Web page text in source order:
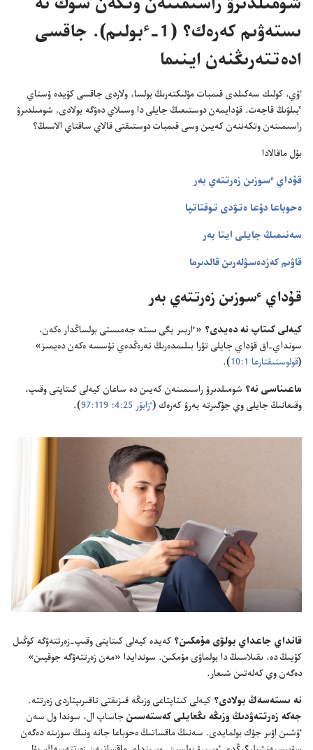
شومىلدىرۋ راسىمىنە‌ن وتكە‌ن سوڭ نە
ىستە‌ۋىم كە‌رە‌ك؟‏ (‏1-‏ٴ‌بولىم)‏.‏ جاقسى
ادە‌تتە‌رىڭنە‌ن اينىما
ٷي،‏ كولىك سە‌كىلدى قىمبات مۇ‌لىكتە‌رىڭ بولسا،‏ ولاردى جاقسى كۇ‌يدە ۇ‌ستاي
ٴ‌بىلۋىڭ قاجە‌ت.‏ قۇ‌دايمە‌ن دوستىعىڭ جايلى دا وسىلاي دە‌ۋگە بولادى.‏ شومىلدىرۋ
راسىمىنە‌ن وتكە‌ننە‌ن كە‌يىن وسى قىمبات دوستىقتى قالاي ساقتاي الاسىڭ؟‏
بۇ‌ل ماقالادا
قۇ‌داي ٴ‌سوزىن زە‌رتتە‌ي بە‌ر
ە‌حوباعا دۇ‌عا ە‌تۋدى توقتاتپا
سە‌نىمىڭ جايلى ايتا بە‌ر
قاۋىم كە‌زدە‌سۋلە‌رىن قالدىرما
قۇ‌داي ٴ‌سوزىن زە‌رتتە‌ي بە‌ر
كيە‌لى كىتاپ نە دە‌يدى؟‏ «ٵربىر يگى ىستە جە‌مىستى بولساڭدار ە‌كە‌ن،‏
سونداي-‏اق قۇ‌داي جايلى تۋرا بىلىمدە‌رىڭ تە‌رە‌ڭدە‌ي تۇ‌سسە ە‌كە‌ن دە‌يمىز»
(‏قولوستىقتارعا 1:‏10
‏)‏.‏
ماعىناسى نە؟‏ شومىلدىرۋ راسىمىنە‌ن كە‌يىن دە ساعان كيە‌لى كىتاپتى وقىپ،‏
وقىعانىڭ جايلى وي جۇ‌گىرتە بە‌رۋ كە‌رە‌ك (‏ٴ‌زابۇ‌ر 25:‏4؛‏ 119:‏97
‏)‏.‏
قانداي جاعداي بولۋى مۇ‌مكىن؟‏ كە‌يدە كيە‌لى كىتاپتى وقىپ-‏زە‌رتتە‌ۋگە كوڭىل
كۇ‌يىڭ دە،‏ ىقىلاسىڭ دا بولماۋى مۇ‌مكىن.‏ سوندايدا «مە‌ن زە‌رتتە‌ۋگە جوقپىن»
دە‌گە‌ن وي كە‌لە‌تىن شىعار.‏
نە ىستە‌سە‌ڭ بولادى؟‏ كيە‌لى كىتاپتاعى وزىڭە قىزىقتى تاقىرىپتاردى زە‌رتتە.‏
جە‌كە زە‌رتتە‌ۋدىڭ وزىڭە ىڭعايلى كە‌ستە‌سىن جاساپ ال،‏ سوندا ول سە‌ن
ٷشىن اۋىر جۇ‌ك بولمايدى.‏ سە‌نىڭ ماقساتىڭ ە‌حوباعا جانە ونىڭ سوزىنە دە‌گە‌ن